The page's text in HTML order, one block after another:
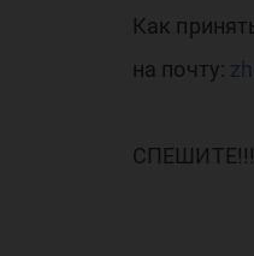
Как
на почту:
СПЕШИТЕ!!!